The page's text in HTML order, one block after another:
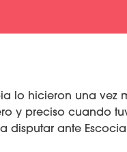
lo hicieron una vez
y preciso cuando
disputar ante